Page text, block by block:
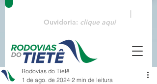
|
Ouvidoria: clique aqui
Rodovias do Tietê
1 de ago. de 2024 2 min de leitura